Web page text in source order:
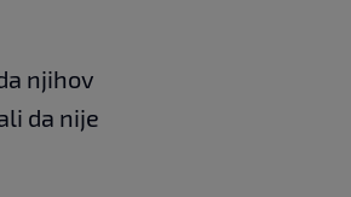
njihov
da nije